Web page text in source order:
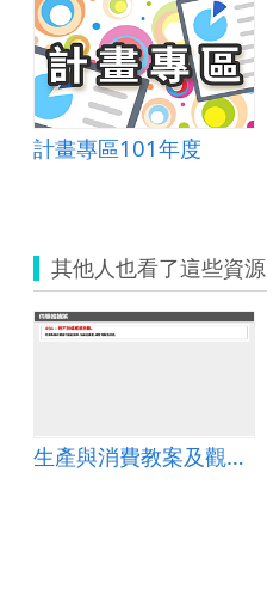
計畫專區101年度
其他人也看了這些資源
生產與消費教案及觀課回饋